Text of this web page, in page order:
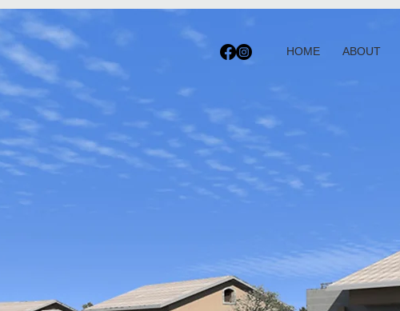
HOME ABOUT